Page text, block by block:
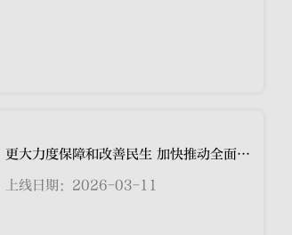
更大力度保障和改善民生 加快推动全面绿色转型：2026年政府工作报告解读（1）
上线日期：2026-03-11